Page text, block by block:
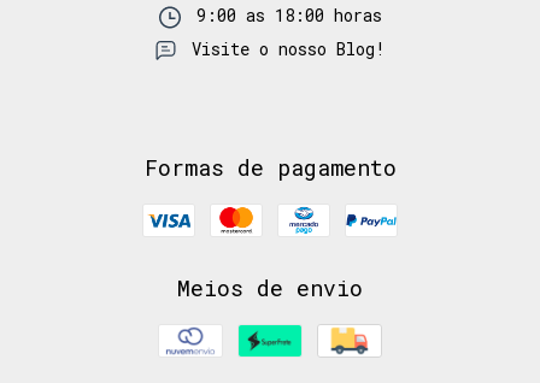
9:00 as 18:00 horas
Visite o nosso Blog!
Formas de pagamento
Meios de envio